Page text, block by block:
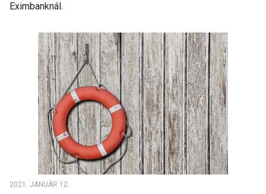
Eximbanknál.
2021. JANUÁR 12.